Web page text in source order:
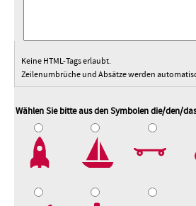
Keine HTML-Tags erlaubt.
Zeilenumbrüche und Absätze werden
Wählen Sie bitte aus den Symbolen die/den/